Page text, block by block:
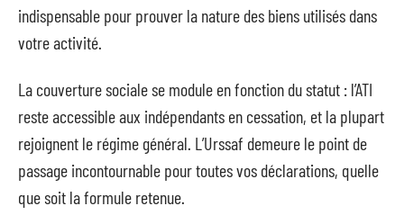
indispensable pour prouver la nature des biens utilisés dans
votre activité.
La couverture sociale se module en fonction du statut : l’ATI
reste accessible aux indépendants en cessation, et la plupart
rejoignent le régime général. L’Urssaf demeure le point de
passage incontournable pour toutes vos déclarations, quelle
que soit la formule retenue.